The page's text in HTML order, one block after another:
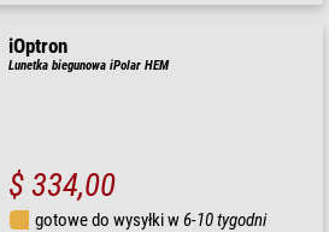
iOptron
Lunetka biegunowa iPolar HEM
$ 334,00
gotowe do wysyłki w6-10 tygodni